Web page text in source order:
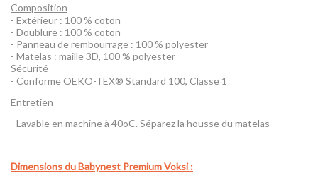
Composition
- Extérieur : 100 % coton
- Doublure : 100 % coton
- Panneau de rembourrage : 100 % polyester
- Matelas : maille 3D, 100 % polyester
Sécurité
- Conforme OEKO-TEX® Standard 100, Classe 1
Entretien
- Lavable en machine à 40oC. Séparez la housse du matelas
Dimensions du Babynest Premium Voksi :